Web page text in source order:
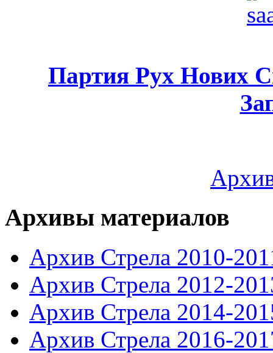
Партия Рух Нових
Архивы материалов
Архив Стрела 2010-
Архив Стрела 2012-
Архив Стрела 2014-
Архив Стрела 2016-